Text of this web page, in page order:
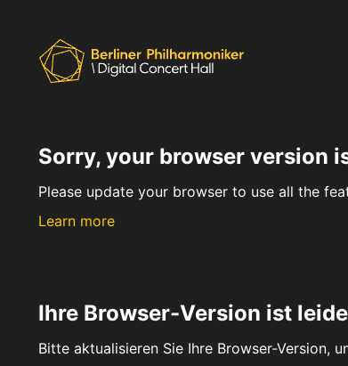
Sorry, your browser version
Please update your browser to use all the
Learn more
Ihre Browser-Version ist
Bitte aktualisieren Sie Ihre Browser-Version,